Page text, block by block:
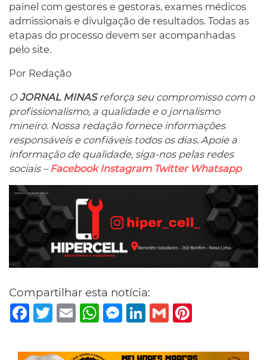
painel com gestores e gestoras, exames médicos
admissionais e divulgação de resultados. Todas as
etapas do processo devem ser acompanhadas
pelo site.
Por Redação
OJORNAL MINASreforça seu compromisso com o
profissionalismo, a qualidade e o jornalismo
mineiro. Nossa redação fornece informações
responsáveis ​​e confiáveis ​​todos os dias. Apoie a
informação de qualidade, siga-nos pelas redes
sociais – Facebook Instagram Twitter Whatsapp
Compartilhar esta notícia:
Facebook
TwitterEmail WhatsAppMessenger
LinkedIn
Gmail